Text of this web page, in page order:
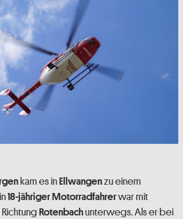
kam es inEllwangenzu einem
18-jährigerMotorradfahrerwar mit
Rotenbachunterwegs. Als er bei